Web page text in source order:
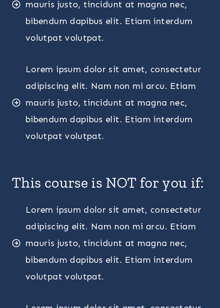
mauris justo, tincidunt at magna nec,
bibendum dapibus elit. Etiam interdum
volutpat volutpat.
Lorem ipsum dolor sit amet, consectetur
adipiscing elit. Nam non mi arcu. Etiam
mauris justo, tincidunt at magna nec,
bibendum dapibus elit. Etiam interdum
volutpat volutpat.
This course is NOT for you if:
Lorem ipsum dolor sit amet, consectetur
adipiscing elit. Nam non mi arcu. Etiam
mauris justo, tincidunt at magna nec,
bibendum dapibus elit. Etiam interdum
volutpat volutpat.